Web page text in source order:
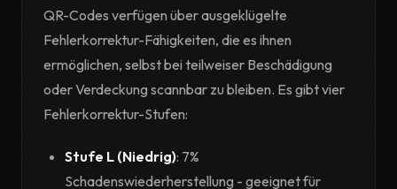
QR-Codes verfügen über ausgeklügelte
Fehlerkorrektur-Fähigkeiten, die es ihnen
ermöglichen, selbst bei teilweiser Beschädigung
oder Verdeckung scannbar zu bleiben. Es gibt vier
Fehlerkorrektur-Stufen:
Stufe L (Niedrig): 7%
Schadenswiederherstellung - geeignet für